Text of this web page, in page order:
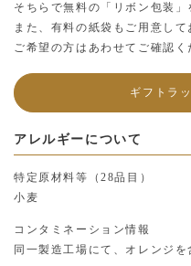
そちらで無料の「リボン包装」
また、有料の紙袋もご用意して
ご希望の方はあわせてご確認く
ギフトラ
アレルギーについて
特定原材料等（28品目）
小麦
コンタミネーション情報
同一製造工場にて、オレンジを